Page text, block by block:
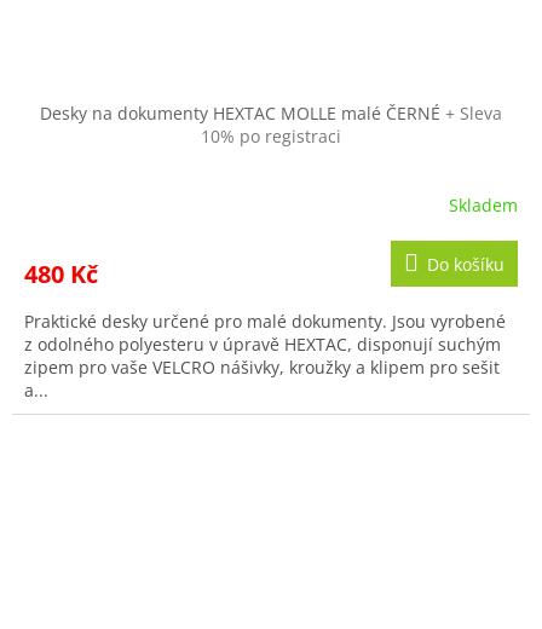
Desky na dokumenty HEXTAC MOLLE malé ČERNÉ + Sleva
10% po registraci
Skladem
480 Kč Do košíku
Praktické desky určené pro malé dokumenty. Jsou vyrobené
z odolného polyesteru v úpravě HEXTAC, disponují suchým
zipem pro vaše VELCRO nášivky, kroužky a klipem pro sešit
a...